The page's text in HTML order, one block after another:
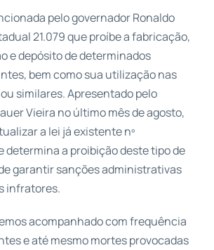
pelo governador Ronaldo
21.079 que proíbe a fabricação,
e depósito de determinados
bem como sua utilização nas
similares. Apresentado pelo
Vieira no último mês de agosto,
a lei já existente nº
determina a proibição deste tipo de
garantir sanções administrativas
infratores.
acompanhado com frequência
e até mesmo mortes provocadas